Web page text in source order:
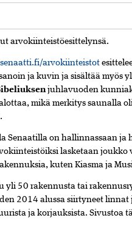
arvokiinteistöesittelynsä.
arvokiinteistot
ja kuvin ja sisältää myös
juhlavuoden
mikä merkitys saunalla
on hallinnassaan ja
lasketaan
kuten Kiasma ja
yli 50 rakennusta tai
2014 alussa siirtyneet linnat
ja korjauksista. Sivustoa